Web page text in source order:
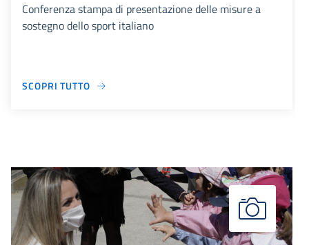
Conferenza stampa di presentazione delle misure a
sostegno dello sport italiano
SCOPRI TUTTO